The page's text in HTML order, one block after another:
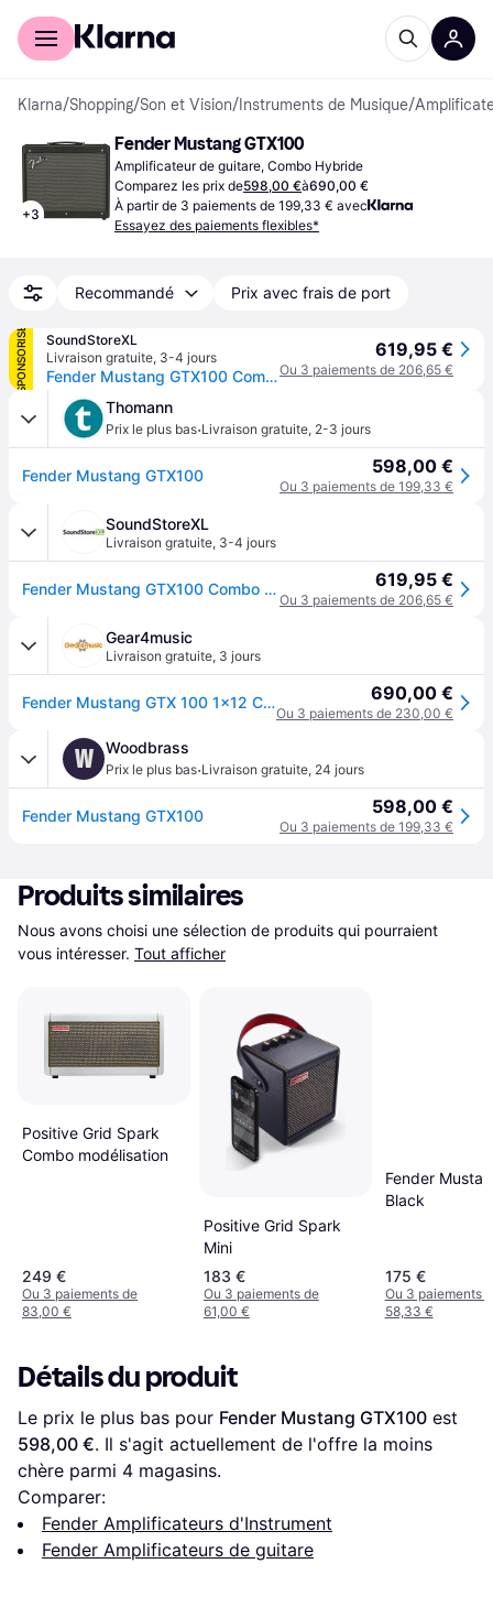
Acheter avec Klarna
Klarna/Shopping/Son et Vision/ Instruments de Musique/
+3
Fender Mustang GTX100
Amplificateur de guitare, Combo Hybride
Comparez les prix de598,00 €à690,00 €
À partir de 3 paiements de 199,33 € avec
Essayez des paiements flexibles*
Recommandé Prix avec frais de port
SPONSORISÉ
SoundStoreXL
Livraison gratuite, 3-4 jours
Fender Mustang GTX100 Combo Amplificateur guitare
619,95 €
Ou 3 paiements de 206,65 €
Thomann
Prix le plus bas·Livraison gratuite, 2-3 jours
Fender Mustang GTX100 598,00 €
Ou 3 paiements de 199,33 €
SoundStoreXL
Livraison gratuite, 3-4 jours
Fender Mustang GTX100 Combo Amplificateur guitare 619,95 €
Ou 3 paiements de 206,65 €
Gear4music
Livraison gratuite, 3 jours
Fender Mustang GTX 100 1x12 Combo 690,00 €
Ou 3 paiements de 230,00 €
W Woodbrass
Prix le plus bas·Livraison gratuite, 24 jours
Fender Mustang GTX100 598,00 €
Ou 3 paiements de 199,33 €
Produits similaires
Nous avons choisi une sélection de produits qui pourraient
vous intéresser. Tout afficher
Positive Grid Spark
Combo modélisation
249 €
Ou 3 paiements de
83,00 €
Positive Grid Spark
Mini
183 €
Ou 3 paiements de
61,00 €
Fender
Black
175 €
Ou 3 paiements
58,33 €
Détails du produit
Le prix le plus bas pour Fender Mustang GTX100
598,00 €. Il s'agit actuellement de l'offre la moins
chère parmi 4 magasins.
Comparer:
Fender Amplificateurs d'Instrument
Fender Amplificateurs de guitare